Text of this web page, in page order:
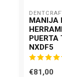
MANIJA
PUERTA
NXDF5
€81,00